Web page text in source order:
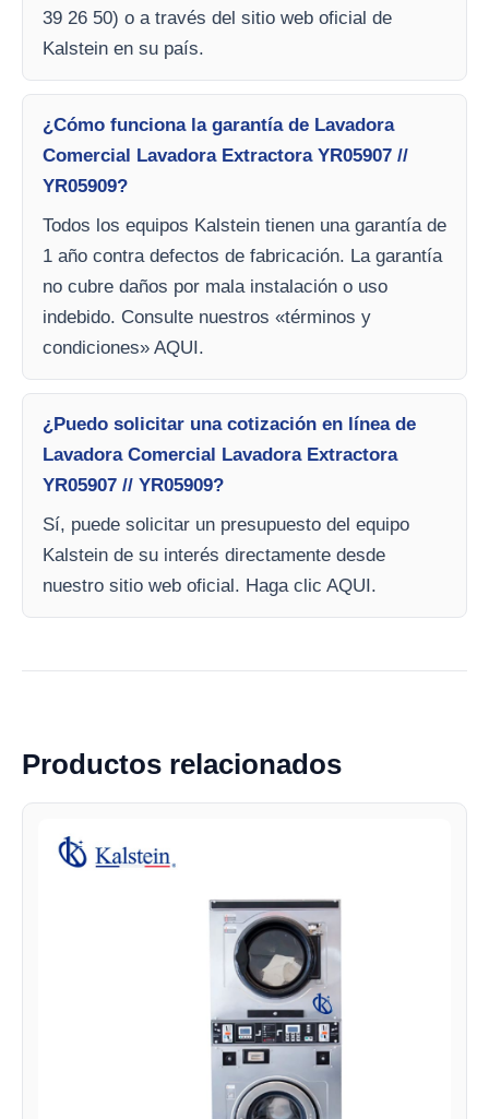
39 26 50) o a través del sitio web oficial de
Kalstein en su país.
¿Cómo funciona la garantía de Lavadora
Comercial Lavadora Extractora YR05907 //
YR05909?
Todos los equipos Kalstein tienen una garantía de
1 año contra defectos de fabricación. La garantía
no cubre daños por mala instalación o uso
indebido. Consulte nuestros «términos y
condiciones» AQUI.
¿Puedo solicitar una cotización en línea de
Lavadora Comercial Lavadora Extractora
YR05907 // YR05909?
Sí, puede solicitar un presupuesto del equipo
Kalstein de su interés directamente desde
nuestro sitio web oficial. Haga clic AQUI.
Productos relacionados